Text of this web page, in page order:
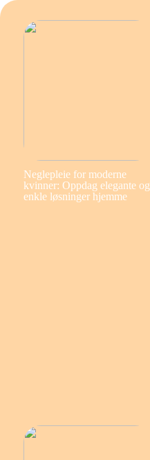
Neglepleie for moderne
kvinner: Oppdag elegante og
enkle løsninger hjemme